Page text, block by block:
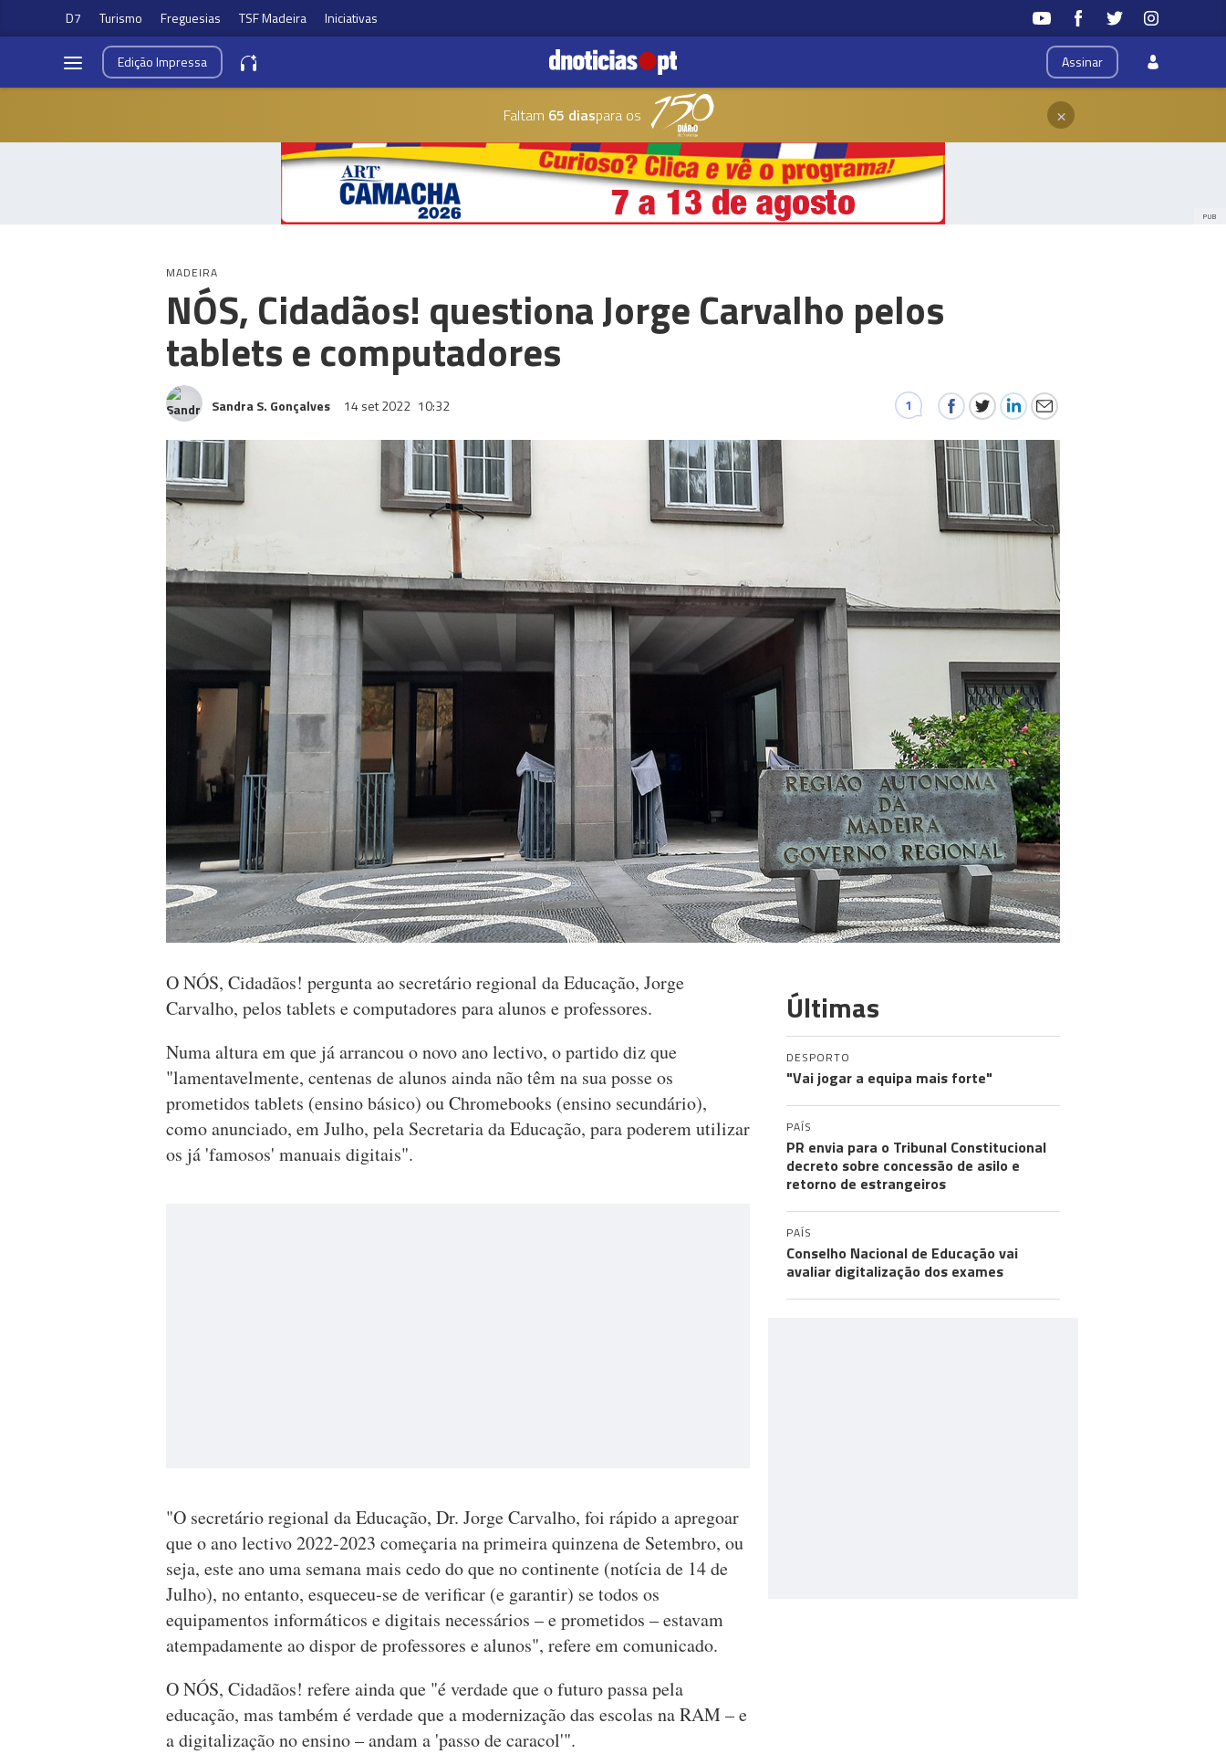
D7 Turismo Freguesias TSF Madeira Iniciativas
Assinar
EdiçãoImpressa
Faltam 65 diaspara os ×
PUB
MADEIRA
NÓS, Cidadãos! questiona Jorge Carvalho pelos
tablets e computadores
Sandra S. Gonçalves 14 set 2022 10:32 1
O NÓS, Cidadãos! pergunta ao secretário regional da Educação, Jorge
Carvalho, pelos tablets e computadores para alunos e professores.
Numa altura em que já arrancou o novo ano lectivo, o partido diz que
"lamentavelmente, centenas de alunos ainda não têm na sua posse os
prometidos tablets (ensino básico) ou Chromebooks (ensino secundário),
como anunciado, em Julho, pela Secretaria da Educação, para poderem utilizar
os já 'famosos' manuais digitais".
"O secretário regional da Educação, Dr. Jorge Carvalho, foi rápido a apregoar
que o ano lectivo 2022-2023 começaria na primeira quinzena de Setembro, ou
seja, este ano uma semana mais cedo do que no continente (notícia de 14 de
Julho), no entanto, esqueceu-se de verificar (e garantir) se todos os
equipamentos informáticos e digitais necessários – e prometidos – estavam
atempadamente ao dispor de professores e alunos", refere em comunicado.
O NÓS, Cidadãos! refere ainda que "é verdade que o futuro passa pela
educação, mas também é verdade que a modernização das escolas na RAM – e
a digitalização no ensino – andam a 'passo de caracol'".
Últimas
DESPORTO
"Vai jogar a equipa mais forte"
PAÍS
PR envia para o Tribunal Constitucional
decreto sobre concessão de asilo e
retorno de estrangeiros
PAÍS
Conselho Nacional de Educação vai
avaliar digitalização dos exames